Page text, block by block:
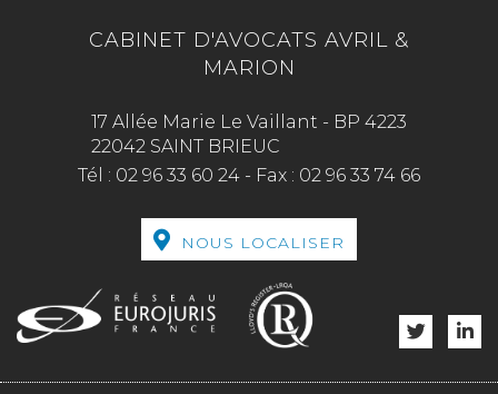
CABINET D'AVOCATS AVRIL &
MARION
17 Allée Marie Le Vaillant - BP 4223
22042 SAINT BRIEUC
Tél : 02 96 33 60 24 - Fax : 02 96 33 74 66
NOUS LOCALISER